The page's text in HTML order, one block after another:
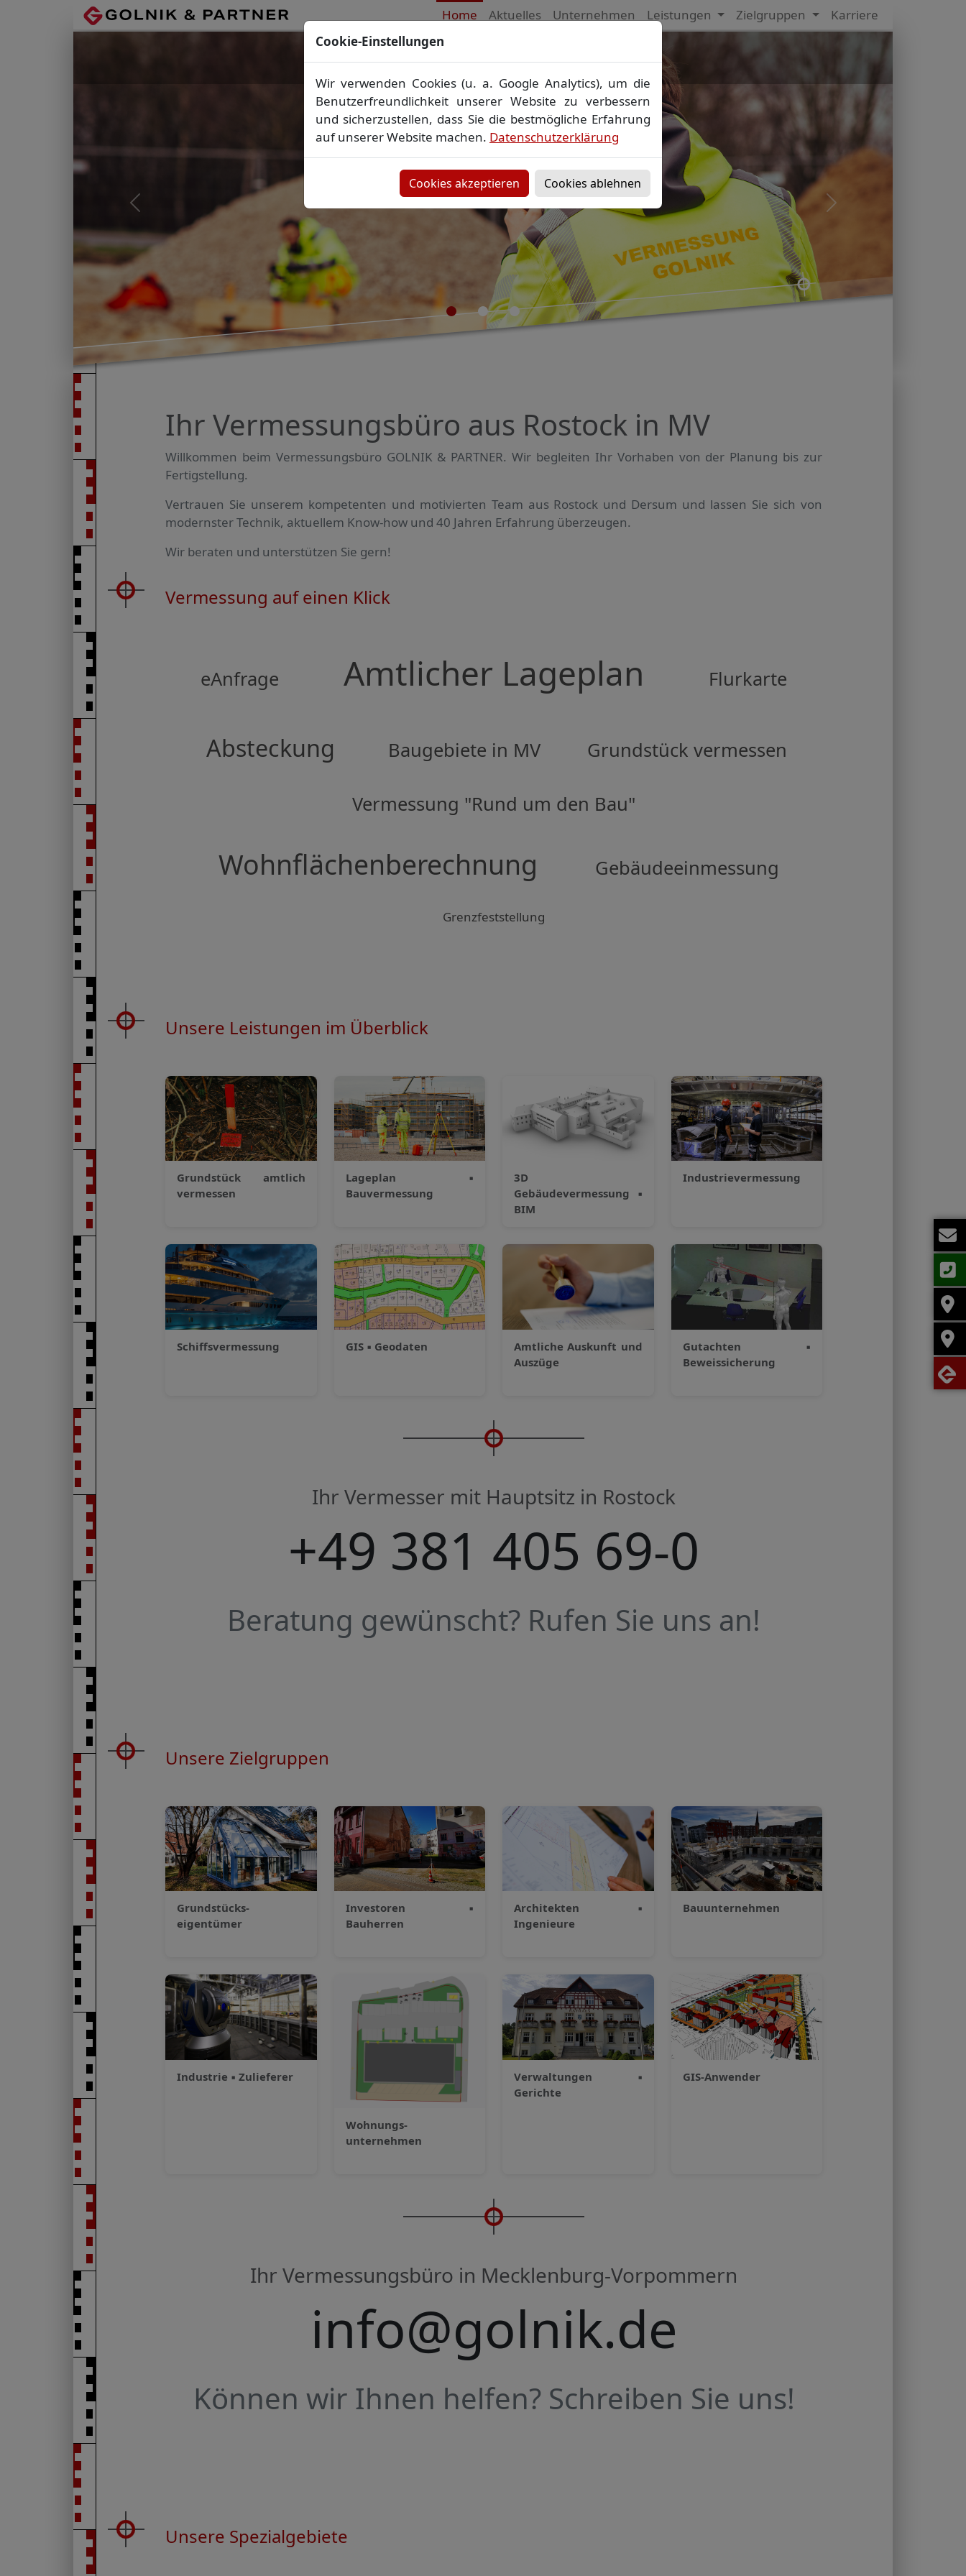
Home Aktuelles Unternehmen Leistungen Zielgruppen Karriere
Qualität mit Maß
Vorheriges Bild Nächstes Bild
Ihr Vermessungsbüro aus Rostock in MV
Willkommen beim Vermessungs­büro GOLNIK & PARTNER. Wir begleiten Ihr Vorhaben von der Planung bis zur
Fertig­stellung.
Vertrauen Sie unserem kompe­tenten und motivierten Team aus Rostock und Dersum und lassen Sie sich von
modernster Technik, aktuellem Know-how und 40 Jahren Erfahrung überzeugen.
Wir beraten und unterstützen Sie gern!
Vermessung auf einen Klick
eAnfrage Amtlicher Lageplan Flurkarte
Absteckung Baugebiete in MV Grundstück vermessen
Vermessung "Rund um den Bau"
Wohnflächenberechnung Gebäudeeinmessung
Grenzfeststellung
Unsere Leistungen im Überblick
Grundstück amtlich
vermessen
Lageplan ▪
Bauvermessung
3D
Gebäudevermessung ▪
BIM
Industrie­vermessung
Schiffsvermessung GIS ▪ Geodaten
Amtliche Auskunft und
Auszüge
Gutachten ▪
Beweissicherung
Ihr Vermesser mit Hauptsitz in Rostock
+49 381 405 69-0
Beratung gewünscht? Rufen Sie uns an!
Unsere Zielgruppen
Grundstücks­
eigentümer
Investoren ▪
Bauherren
Architekten ▪
Ingenieure
Bauunternehmen
Industrie ▪ Zulieferer
Wohnungs­
unternehmen
Verwaltungen ▪
Gerichte
GIS-Anwender
Ihr Vermessungsbüro in Mecklenburg-Vorpommern
info@golnik.de
Können wir Ihnen helfen? Schreiben Sie uns!
Unsere Spezialgebiete
Cookie-Einstellungen
Wir verwenden Cookies (u. a. Google Analytics), um die
Benutzerfreundlichkeit unserer Website zu verbessern
und sicherzustellen, dass Sie die bestmögliche Erfahrung
auf unserer Website machen. Datenschutzerklärung
Cookies akzeptieren Cookies ablehnen